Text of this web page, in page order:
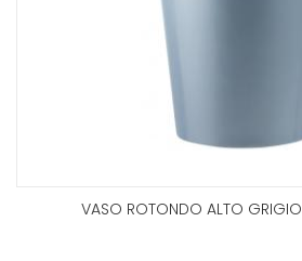
VASO ROTONDO ALTO